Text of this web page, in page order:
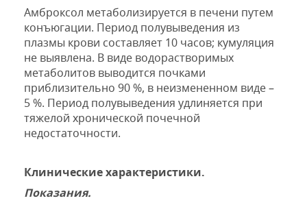
Амброксол метаболизируется в печени путем
конъюгации. Период полувыведения из
плазмы крови составляет 10 часов; кумуляция
не выявлена. В виде водорастворимых
метаболитов выводится почками
приблизительно 90 %, в неизмененном виде –
5 %. Период полувыведения удлиняется при
тяжелой хронической почечной
недостаточности.
Клинические характеристики.
Показания.